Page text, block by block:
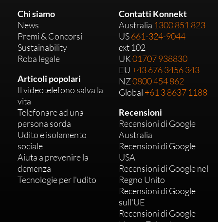
Chi siamo
News
Premi & Concorsi
Sustainability
Roba legale
Articoli popolari
Il videotelefono salva la
vita
Telefonare ad una
persona sorda
Udito e isolamento
sociale
Aiuta a prevenire la
demenza
Tecnologie per l'udito
Contatti Konnekt
Australia 1300 851 823
US661-324-9044
ext 102
UK01707 938830
EU +43 676 3456 343
NZ0800 454 862
Global +61 3 8637 1188
Recensioni
Recensioni di Google
Australia
Recensioni di Google
USA
Recensioni di Google nel
Regno Unito
Recensioni di Google
sull'UE
Recensioni di Google